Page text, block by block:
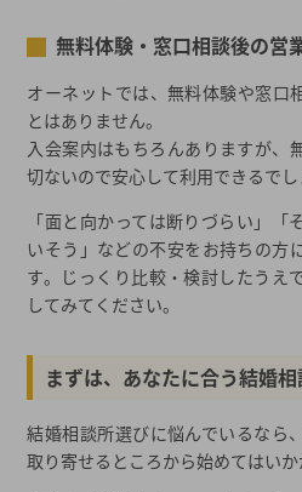
無料体験・窓口相談後の営
オーネットでは、無料体験や窓口
とはありません。
入会案内はもちろんありますが、
切ないので安心して利用できるでし
「面と向かっては断りづらい」
いそう」などの不安をお持ちの方
す。じっくり比較・検討したうえ
してみてください。
まずは、あなたに合う結婚
結婚相談所選びに悩んでいるなら
取り寄せるところから始めてはいか